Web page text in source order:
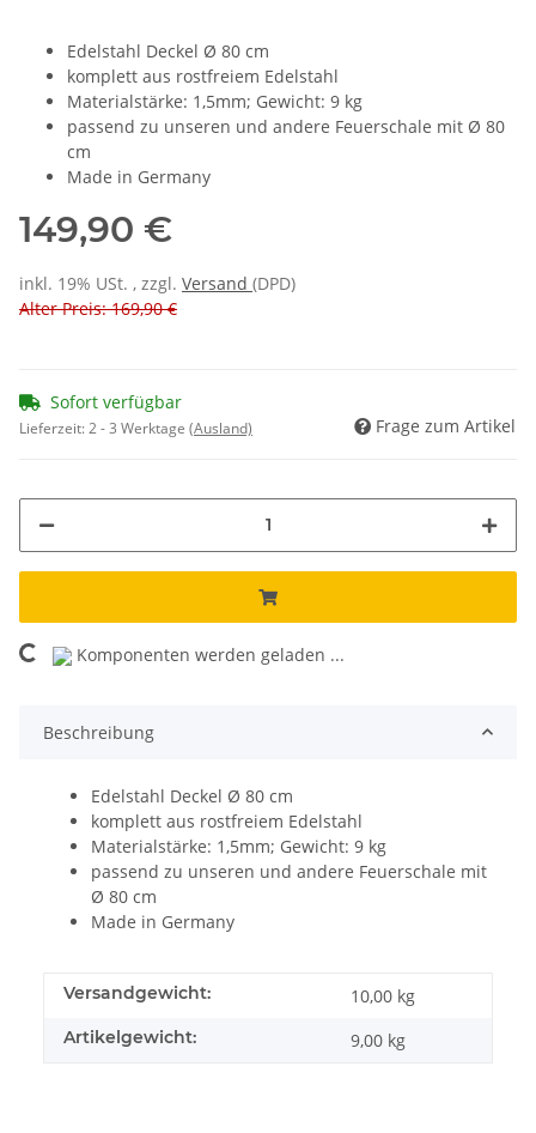
Edelstahl Deckel Ø 80 cm
komplett aus rostfreiem Edelstahl
Materialstärke: 1,5mm; Gewicht: 9 kg
passend zu unseren und andere Feuerschale mit Ø 80
cm
Made in Germany
149,90 €
inkl. 19% USt. , zzgl. Versand (DPD)
Alter Preis: 169,90 €
Sofort verfügbar
Lieferzeit:2 - 3 Werktage (Ausland) Frage zum Artikel
Loading... Komponenten werden geladen ...
Beschreibung
Edelstahl Deckel Ø 80 cm
komplett aus rostfreiem Edelstahl
Materialstärke: 1,5mm; Gewicht: 9 kg
passend zu unseren und andere Feuerschale mit
Ø 80 cm
Made in Germany
Versandgewicht: 10,00 kg
Artikelgewicht: 9,00 kg